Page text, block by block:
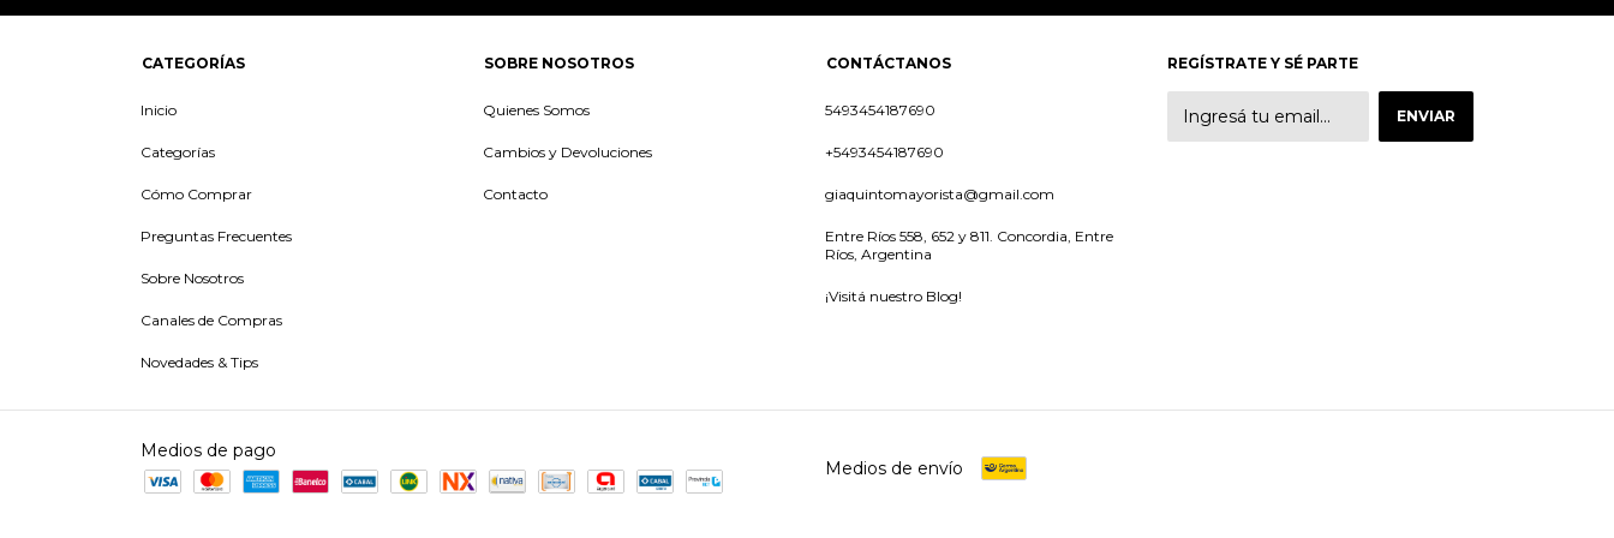
CATEGORÍAS
Inicio
Categorías
Cómo Comprar
Preguntas Frecuentes
Sobre Nosotros
Canales de Compras
Novedades & Tips
SOBRE NOSOTROS
Quienes Somos
Cambios y Devoluciones
Contacto
CONTÁCTANOS
5493454187690
+5493454187690
giaquintomayorista@gmail.com
Entre Ríos 558, 652 y 811. Concordia, Entre
Ríos, Argentina
¡Visitá nuestro Blog!
REGÍSTRATE Y SÉ PARTE
Medios de pago
Medios de envío